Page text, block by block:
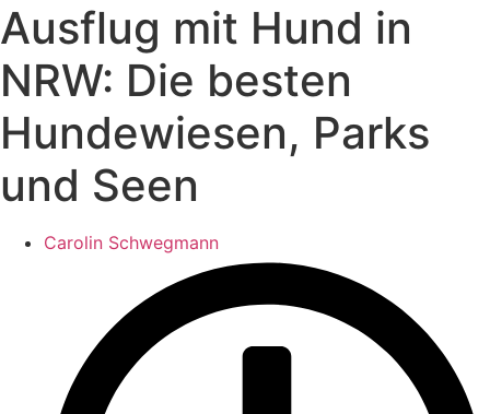
Ausflug mit Hund in
NRW: Die besten
Hundewiesen, Parks
und Seen
Carolin Schwegmann